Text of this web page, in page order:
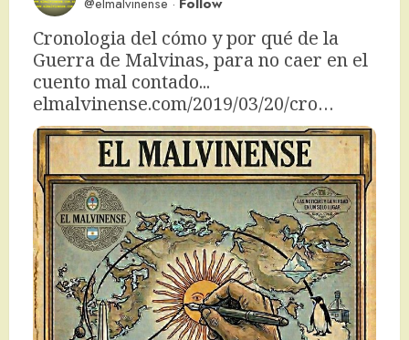
Cronologia del cómo y por qué de la
Guerra de Malvinas, para no caer en el
elmalvinense.com/2019/03/20/cro…